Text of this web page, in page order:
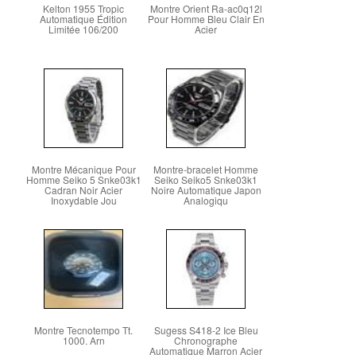
Kelton 1955 Tropic
Automatique Édition
Limitée 106/200
Montre Orient Ra-ac0q12l
Pour Homme Bleu Clair En
Acier
Montre Mécanique Pour
Homme Seiko 5 Snke03k1
Cadran Noir Acier
Inoxydable Jou
Montre-bracelet Homme
Seiko Seiko5 Snke03k1
Noire Automatique Japon
Analogiqu
Montre Tecnotempo Tt.
1000. Arn
Sugess S418-2 Ice Bleu
Chronographe
Automatique Marron Acier